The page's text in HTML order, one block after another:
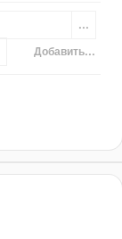
...
Добавить...